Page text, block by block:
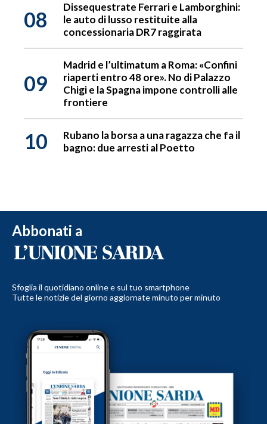
08
Dissequestrate Ferrari e Lamborghini:
le auto di lusso restituite alla
concessionaria DR7 raggirata
09
Madrid e l’ultimatum a Roma: «Confini
riaperti entro 48 ore». No di Palazzo
Chigi e la Spagna impone controlli alle
frontiere
10
Rubano la borsa a una ragazza che fa il
bagno: due arresti al Poetto
Abbonati a
Sfoglia il quotidiano online e sul tuo smartphone
Tutte le notizie del giorno aggiornate minuto per minuto